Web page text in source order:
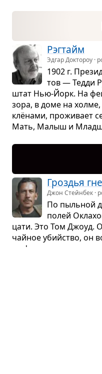
Рэг­тайм
Эдгар Доктороу ·
1902 г.
тов — Тедди
штат Нью-Йорк. На
зора, в доме на
клёнами, про­жи­вает
Мать, Малыш и
Гроз­дья
Джон Стейнбек ·
По пыль­ной
полей
цати. Это Том Джоуд.
чайное убийство, он
на ферму...